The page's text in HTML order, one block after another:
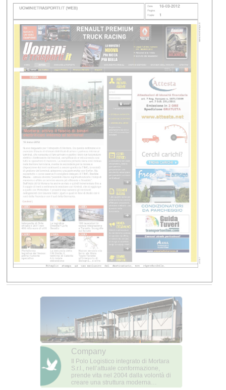
Company
Il Polo Logistico integrato di Mortara
S.r.l., nell’attuale conformazione,
prende vita nel 2004 dalla volontà di
creare una struttura moderna…